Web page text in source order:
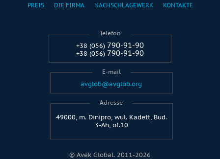
© Avek Global. 2011-2026
PREIS DIE FIRMA NACHSCHLAGEWERK KONTAKTE
Telefon
+38 (056) 790-91-90
+38 (056) 790-91-90
E-mail
avglob@avglob.org
Adresse
49000, m. Dinipro, wul. Kadett, Bud.
3-Ah, of.10